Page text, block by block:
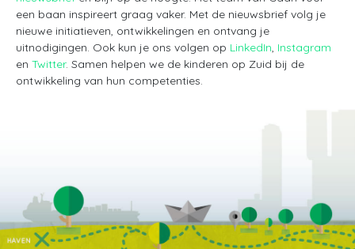
een baan inspireert graag vaker. Met de nieuwsbrief volg je
nieuwe initiatieven, ontwikkelingen en ontvang je
uitnodigingen. Ook kun je ons volgen op LinkedIn Instagram
en Twitter. Samen helpen we de kinderen op Zuid bij de
ontwikkeling van hun competenties.